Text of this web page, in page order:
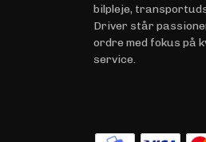
bilpleje,
Driver står
ordre med fokus på
service.